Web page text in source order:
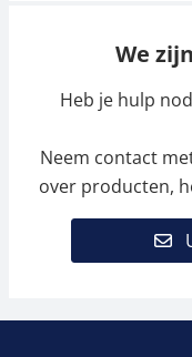
We
Heb je hulp
Neem contact
over producten,